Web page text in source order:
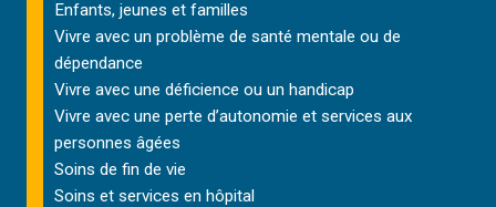
Enfants, jeunes et familles
Vivre avec un problème de santé mentale ou de
dépendance
Vivre avec une déficience ou un handicap
Vivre avec une perte d’autonomie et services aux
personnes âgées
Soins de fin de vie
Soins et services en hôpital